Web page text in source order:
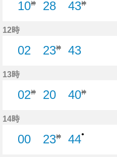
10神
28
43神
12時
02
23神
43
13時
02神
20
40神
14時
00
23神
44●